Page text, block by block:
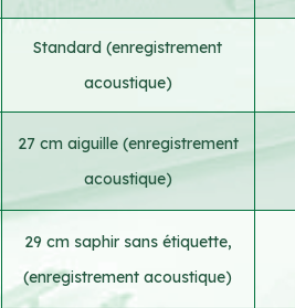
Standard (enregistrement
acoustique)
27 cm aiguille (enregistrement
acoustique)
29 cm saphir sans étiquette,
(enregistrement acoustique)